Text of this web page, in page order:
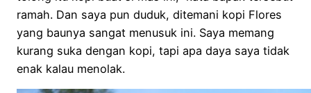
ramah. Dan saya pun duduk, ditemani kopi Flores
yang baunya sangat menusuk ini. Saya memang
kurang suka dengan kopi, tapi apa daya saya tidak
enak kalau menolak.